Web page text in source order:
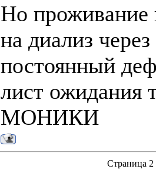
Но проживание
на диализ
постоянный
лист ожидания
МОНИКИ
Страница 2